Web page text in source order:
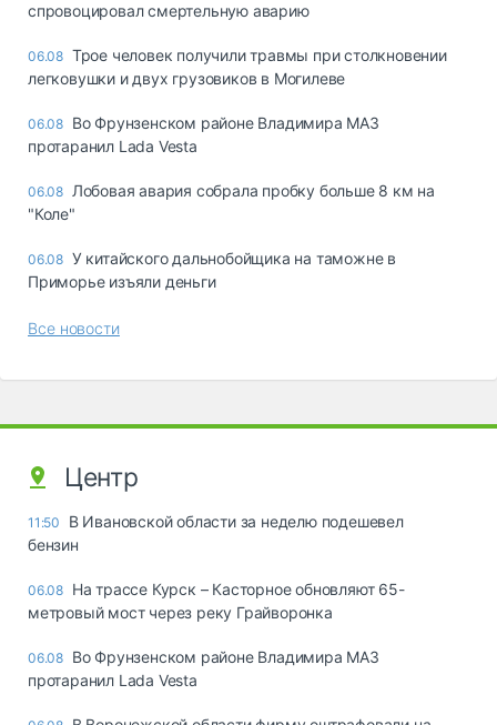
спровоцировал смертельную аварию
06.08 Трое человек получили травмы при столкновении
легковушки и двух грузовиков в Могилеве
06.08 Во Фрунзенском районе Владимира МАЗ
протаранил Lada Vesta
06.08 Лобовая авария собрала пробку больше 8 км на
"Коле"
06.08 У китайского дальнобойщика на таможне в
Приморье изъяли деньги
Все новости
Центр
11:50
В Ивановской области за неделю подешевел
бензин
06.08 На трассе Курск – Касторное обновляют 65-
метровый мост через реку Грайворонка
06.08 Во Фрунзенском районе Владимира МАЗ
протаранил Lada Vesta